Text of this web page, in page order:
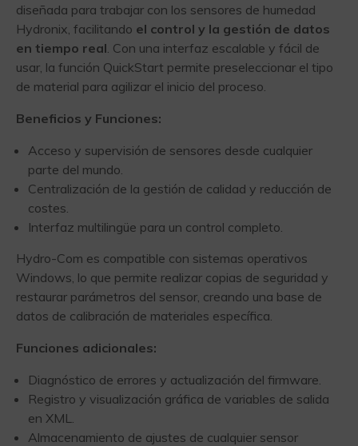
diseñada para trabajar con los sensores de humedad
Hydronix, facilitando el control y la gestión de datos
en tiempo real . Con una interfaz escalable y fácil de
usar, la función QuickStart permite preseleccionar el tipo
de material para agilizar el inicio del proceso.
Beneficios y Funciones:
Acceso y supervisión de sensores desde cualquier
parte del mundo.
Centralización de la gestión de calidad y reducción de
costes.
Interfaz multilingüe para un control completo.
Hydro-Com es compatible con sistemas operativos
Windows, lo que permite realizar copias de seguridad y
restaurar parámetros del sensor, creando una base de
datos de calibración de materiales específica.
Funciones adicionales:
Diagnóstico de errores y actualización del firmware.
Registro y visualización gráfica de variables de salida
en XML.
Almacenamiento de ajustes de cualquier sensor